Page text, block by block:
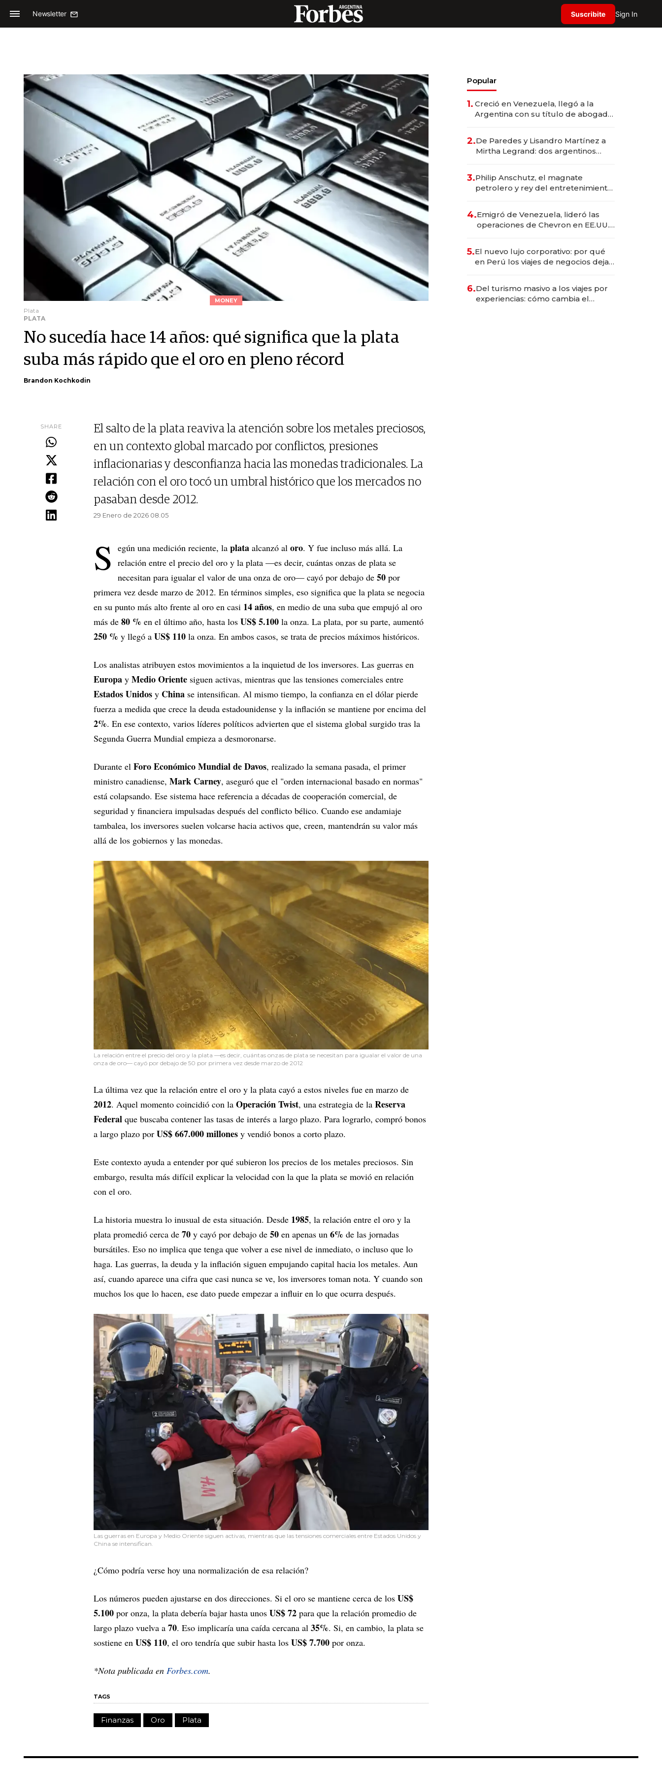
Newsletter Suscribite Sign In
MONEY
Plata
PLATA
No sucedía hace 14 años: qué significa que la plata
suba más rápido que el oro en pleno récord
Brandon Kochkodin
SHARE
El salto de la plata reaviva la atención sobre los metales preciosos,
en un contexto global marcado por conflictos, presiones
inflacionarias y desconfianza hacia las monedas tradicionales. La
relación con el oro tocó un umbral histórico que los mercados no
pasaban desde 2012.
29 Enero de 2026 08.05
S egún una medición reciente, la plata alcanzó al oro. Y fue incluso más allá. La
relación entre el precio del oro y la plata —es decir, cuántas onzas de plata se
necesitan para igualar el valor de una onza de oro— cayó por debajo de 50 por
primera vez desde marzo de 2012. En términos simples, eso significa que la plata se negocia
en su punto más alto frente al oro en casi 14 años, en medio de una suba que empujó al oro
más de 80 % en el último año, hasta los US$ 5.100 la onza. La plata, por su parte, aumentó
250 % y llegó a US$ 110 la onza. En ambos casos, se trata de precios máximos históricos.
Los analistas atribuyen estos movimientos a la inquietud de los inversores. Las guerras en
Europa y Medio Oriente siguen activas, mientras que las tensiones comerciales entre
Estados Unidos y China se intensifican. Al mismo tiempo, la confianza en el dólar pierde
fuerza a medida que crece la deuda estadounidense y la inflación se mantiene por encima del
2%. En ese contexto, varios líderes políticos advierten que el sistema global surgido tras la
Segunda Guerra Mundial empieza a desmoronarse.
Durante el Foro Económico Mundial de Davos, realizado la semana pasada, el primer
ministro canadiense, Mark Carney, aseguró que el "orden internacional basado en normas"
está colapsando. Ese sistema hace referencia a décadas de cooperación comercial, de
seguridad y financiera impulsadas después del conflicto bélico. Cuando ese andamiaje
tambalea, los inversores suelen volcarse hacia activos que, creen, mantendrán su valor más
allá de los gobiernos y las monedas.
La relación entre el precio del oro y la plata —es decir, cuántas onzas de plata se necesitan para igualar el valor de una
onza de oro— cayó por debajo de 50 por primera vez desde marzo de 2012
La última vez que la relación entre el oro y la plata cayó a estos niveles fue en marzo de
2012. Aquel momento coincidió con la Operación Twist, una estrategia de la Reserva
Federal que buscaba contener las tasas de interés a largo plazo. Para lograrlo, compró bonos
a largo plazo por US$ 667.000 millones y vendió bonos a corto plazo.
Este contexto ayuda a entender por qué subieron los precios de los metales preciosos. Sin
embargo, resulta más difícil explicar la velocidad con la que la plata se movió en relación
con el oro.
La historia muestra lo inusual de esta situación. Desde 1985, la relación entre el oro y la
plata promedió cerca de 70 y cayó por debajo de 50 en apenas un 6% de las jornadas
bursátiles. Eso no implica que tenga que volver a ese nivel de inmediato, o incluso que lo
haga. Las guerras, la deuda y la inflación siguen empujando capital hacia los metales. Aun
así, cuando aparece una cifra que casi nunca se ve, los inversores toman nota. Y cuando son
muchos los que lo hacen, ese dato puede empezar a influir en lo que ocurra después.
Las guerras en Europa y Medio Oriente siguen activas, mientras que las tensiones comerciales entre Estados Unidos y
China se intensifican.
¿Cómo podría verse hoy una normalización de esa relación?
Los números pueden ajustarse en dos direcciones. Si el oro se mantiene cerca de los US$
5.100 por onza, la plata debería bajar hasta unos US$ 72 para que la relación promedio de
largo plazo vuelva a 70. Eso implicaría una caída cercana al 35%. Si, en cambio, la plata se
sostiene en US$ 110, el oro tendría que subir hasta los US$ 7.700 por onza.
*Nota publicada en Forbes.com.
TAGS
Finanzas Oro Plata
Popular
1. Creció en Venezuela, llegó a la
Argentina con su título de abogado
marcas "fast premium"
2.De Paredes y Lisandro Martínez a
Mirtha Legrand: dos argentinos
3.Philip Anschutz, el magnate
petrolero y rey del entretenimiento
4.Emigró de Venezuela, lideró las
operaciones de Chevron en EE.UU.
5.El nuevo lujo corporativo: por qué
en Perú los viajes de negocios dejan
6.Del turismo masivo a los viajes por
experiencias: cómo cambia el